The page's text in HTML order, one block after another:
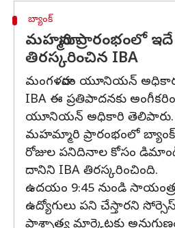
బ్యాంక్
మహమ్మారి ప్రారంభంలో ఇదే
తిరస్కరించిన IBA
మంగళవారం యూనియన్
IBA ఈ ప్రతిపాదనకు
యూనియన్ అధికారి తెలిపారు.
మహమ్మారి ప్రారంభంలో
రోజుల పనిదినాల కోసం
దానిని IBA తిరస్కరించింది.
ఉదయం 9:45 నుండి
ఉద్యోగులు పని చేస్తారని